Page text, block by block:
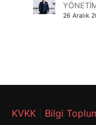
26 Aralık
KVKK Bilgi